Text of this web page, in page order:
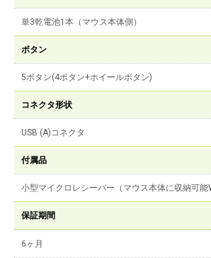
単3乾電池1本（マウス本体側）
ボタン
5ボタン(4ボタン+ホイールボタン)
コネクタ形状
USB (A)コネクタ
付属品
小型マイクロレシーバー（マウス本体に収納可能
保証期間
6ヶ月